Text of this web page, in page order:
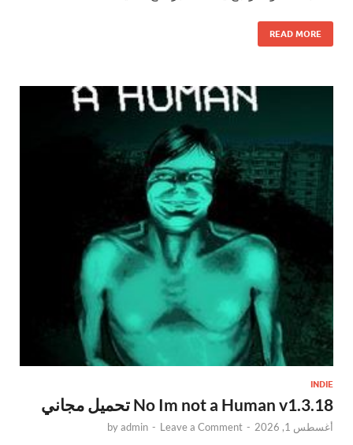
READ MORE
INDIE
No Im not a Human v1.3.18 تحميل مجاني
أغسطس 1, 2026 -
byadmin - Leave a Comment